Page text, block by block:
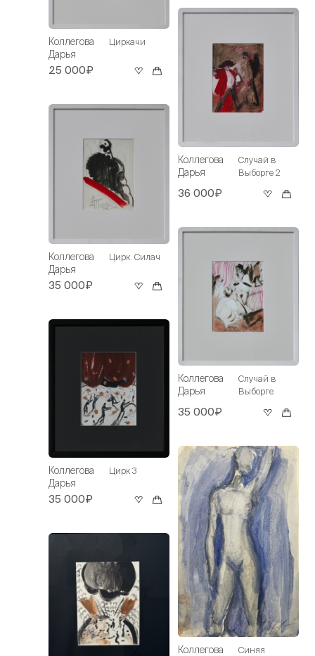
Коллегова
Дарья
Циркачи
25 000₽
Коллегова
Дарья
Цирк. Силач
35 000₽
Коллегова
Дарья
Цирк 3
35 000₽
Коллегова
Дарья
Случай в
Выборге 2
36 000₽
Коллегова
Дарья
Случай в
Выборге
35 000₽
Коллегова Синяя